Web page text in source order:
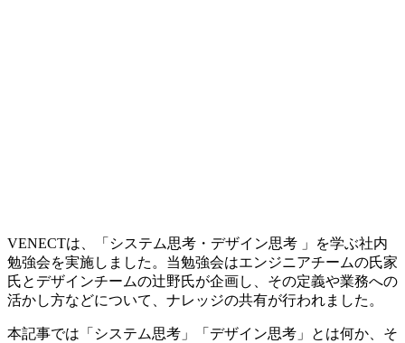
VENECTは、「システム思考・デザイン思考 」を学ぶ社内
勉強会を実施しました。当勉強会はエンジニアチームの氏家
氏とデザインチームの辻野氏が企画し、その定義や業務への
活かし方などについて、ナレッジの共有が行われました。
本記事では「システム思考」「デザイン思考」とは何か、そ